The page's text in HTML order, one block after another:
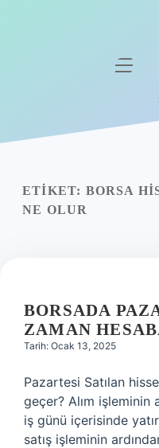
Yasal Uyarı
menüyü
ETIKET: BORSA
NE OLUR
BORSADA
ZAMAN
Tarih: Ocak 13, 2025
Pazartesi Satılan
geçer? Alım işleminin
iş günü içerisinde
satış işleminin